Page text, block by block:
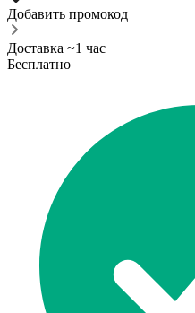
Добавить промокод
Доставка ~1 час
Бесплатно